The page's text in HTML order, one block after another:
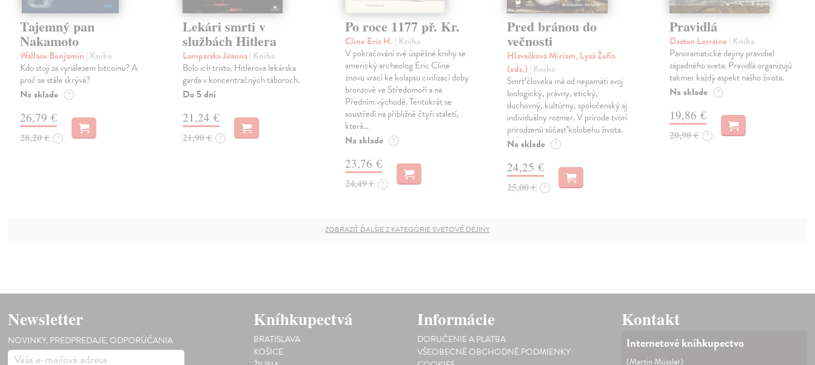
Tajemný pan
Nakamoto
Wallace Benjamin | Kniha
Kdo stojí za vynálezem bitcoinu? A
proč se stále skrývá?
Na sklade ?
26,79 €
28,20 € ?
Lekári smrti v
službách Hitlera
Lamparska Joanna| Kniha
Bolo ich tristo. Hitlerova lekárska
garda v koncentračných táboroch.
Do 5 dní
21,24 €
21,90 € ?
Po roce 1177 př. Kr.
Cline Eric H. | Kniha
V pokračování své úspěšné knihy se
americký archeolog Eric Cline
znovu vrací ke kolapsu civilizací doby
bronzové ve Středomoří a na
Předním východě. Tentokrát se
soustředí na přibližně čtyři staletí,
která…
Na sklade ?
23,76 €
24,49 € ?
Pred bránou do
večnosti
Hlavačková Miriam, Lysá Žofia
(eds.)| Kniha
Smrť človeka má od nepamäti svoj
biologický, právny, etický,
duchovný, kultúrny, spoločenský aj
individuálny rozmer. V prírode tvorí
prirodzenú súčasť kolobehu života.
Na sklade ?
24,25 €
25,00 € ?
Pravidlá
Daston Lorraine | Kniha
Panoramatické dejiny pravidiel
západného sveta. Pravidlá organizujú
takmer každý aspekt nášho života.
Na sklade ?
19,86 €
20,90 € ?
ZOBRAZIŤ ĎALŠIE Z KATEGÓRIE SVETOVÉ DEJINY
Newsletter
NOVINKY, PREDPREDAJE, ODPORÚČANIA
Kníhkupectvá
BRATISLAVA
KOŠICE
Informácie
DORUČENIE A PLATBA
VŠEOBECNÉ OBCHODNÉ PODMIENKY
Kontakt
Internetové kníhkupectvo
(Martin Müssler)